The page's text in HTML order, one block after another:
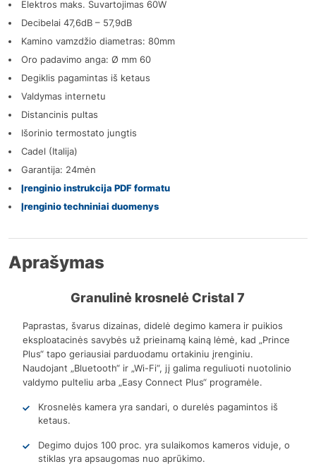
Elektros maks. Suvartojimas 60W
Decibelai 47,6dB – 57,9dB
Kamino vamzdžio diametras: 80mm
Oro padavimo anga: Ø mm 60
Degiklis pagamintas iš ketaus
Valdymas internetu
Distancinis pultas
Išorinio termostato jungtis
Cadel (Italija)
Garantija: 24mėn
Įrenginio instrukcija PDF formatu
Įrenginio techniniai duomenys
Aprašymas
Granulinė krosnelė Cristal 7
Paprastas, švarus dizainas, didelė degimo kamera ir puikios
eksploatacinės savybės už prieinamą kainą lėmė, kad „Prince
Plus“ tapo geriausiai parduodamu ortakiniu įrenginiu.
Naudojant „Bluetooth“ ir „Wi-Fi“, jį galima reguliuoti nuotolinio
valdymo pulteliu arba „Easy Connect Plus“ programėle.
Krosnelės kamera yra sandari, o durelės pagamintos iš
ketaus.
Degimo dujos 100 proc. yra sulaikomos kameros viduje, o
stiklas yra apsaugomas nuo aprūkimo.